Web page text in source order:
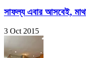
সাফল্য এবার আসবেই,
3 Oct 2015